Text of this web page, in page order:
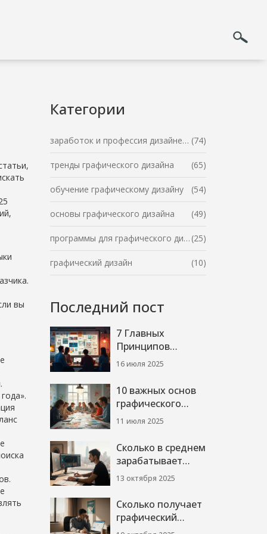
вы
Категории
заработок и профессия дизайнера (74)
тренды графического дизайна (65)
обучение графическому дизайну (54)
основы графического дизайна (49)
программы для графического дизайна (25)
графический дизайн (10)
Последний пост
7 Главных
Принципов
Графики и
Правила для
Крутого Дизайна
16 июля 2025
10 важных основ
графического
дизайна для
профи
11 июля 2025
Сколько в среднем
зарабатывает
графический
дизайнер в
2025году:
зарплата, факторы
и регионы
13 октября 2025
Сколько получает
графический
дизайнер в США: